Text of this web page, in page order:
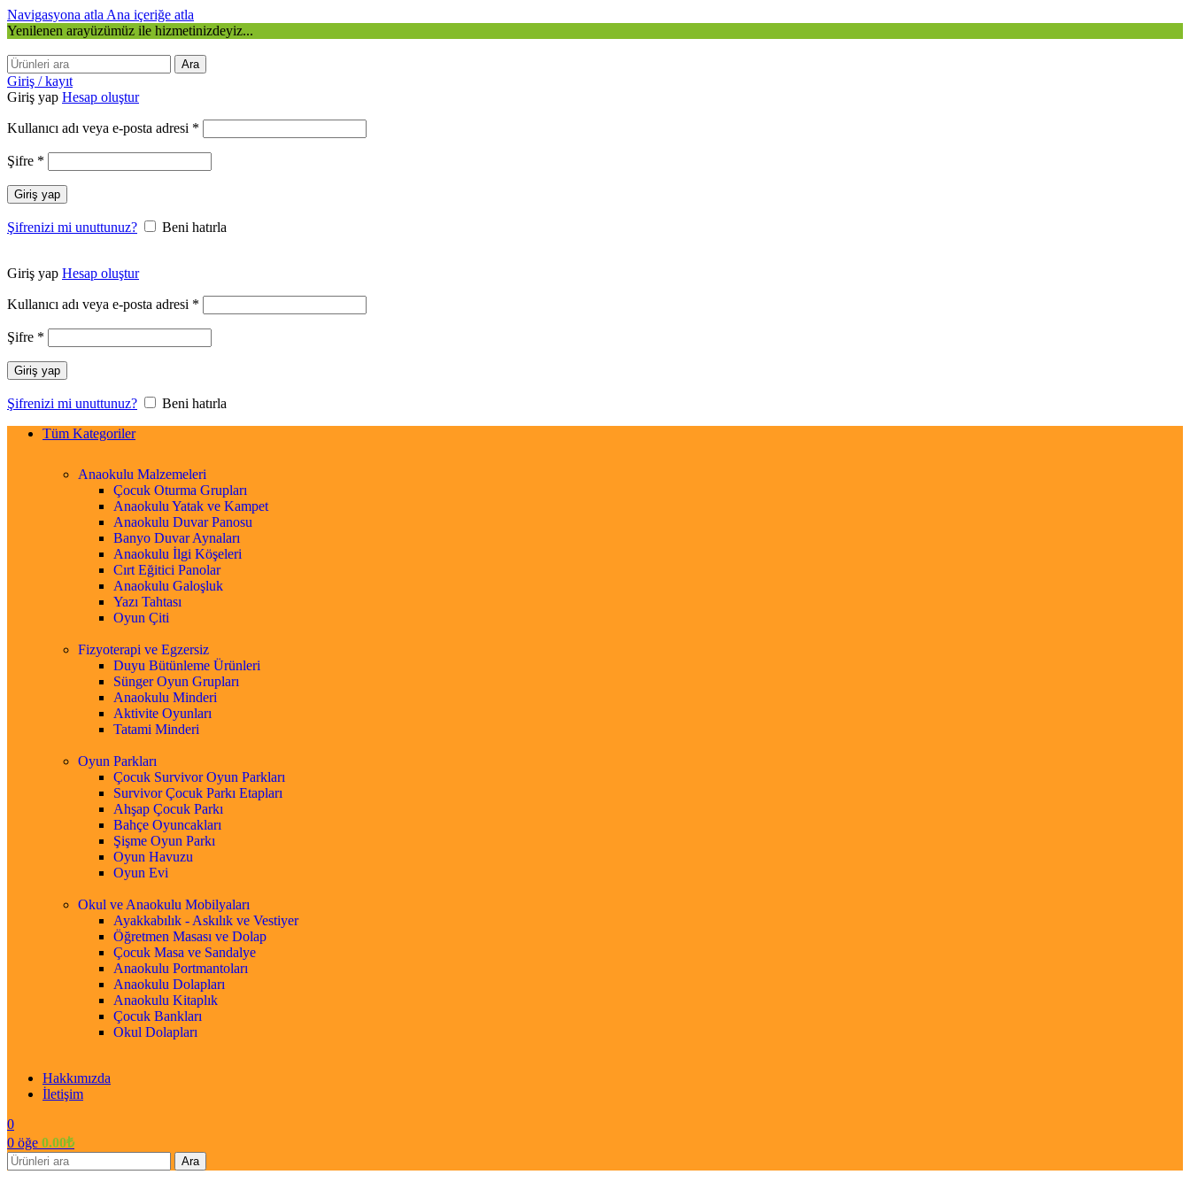
Navigasyona atla Ana içeriğe atla
Yenilenen arayüzümüz ile hizmetinizdeyiz...
Ara
Giriş / kayıt
Giriş yap Hesap oluştur
Kullanıcı adı veya e-posta adresi *
Şifre *
Giriş yap
Şifrenizi mi unuttunuz? Beni hatırla
Giriş yap Hesap oluştur
Kullanıcı adı veya e-posta adresi *
Şifre *
Giriş yap
Şifrenizi mi unuttunuz?
Beni hatırla
Tüm Kategoriler
Anaokulu Malzemeleri
Çocuk Oturma Grupları
Anaokulu Yatak ve Kampet
Anaokulu Duvar Panosu
Banyo Duvar Aynaları
Anaokulu İlgi Köşeleri
Cırt Eğitici Panolar
Anaokulu Galoşluk
Yazı Tahtası
Oyun Çiti
Fizyoterapi ve Egzersiz
Duyu Bütünleme Ürünleri
Sünger Oyun Grupları
Anaokulu Minderi
Aktivite Oyunları
Tatami Minderi
Oyun Parkları
Çocuk Survivor Oyun Parkları
Survivor Çocuk Parkı Etapları
Ahşap Çocuk Parkı
Bahçe Oyuncakları
Şişme Oyun Parkı
Oyun Havuzu
Oyun Evi
Okul ve Anaokulu Mobilyaları
Ayakkabılık - Askılık ve Vestiyer
Öğretmen Masası ve Dolap
Çocuk Masa ve Sandalye
Anaokulu Portmantoları
Anaokulu Dolapları
Anaokulu Kitaplık
Çocuk Bankları
Okul Dolapları
Hakkımızda
İletişim
0
0 öğe 0.00₺
Ara